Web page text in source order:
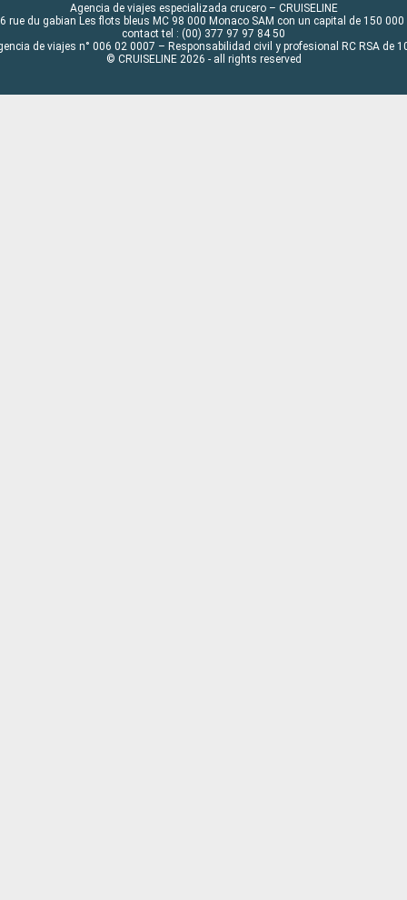
Agencia de viajes especializada crucero – CRUISELINE
rue du gabian Les flots bleus MC 98 000 Monaco SAM con un capital de 150 000
contact tel : (00) 377 97 97 84 50
de viajes n° 006 02 0007 – Responsabilidad civil y profesional RC RSA de
© CRUISELINE 2026 - all rights reserved